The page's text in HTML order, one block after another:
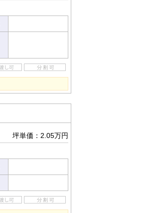
坪単価：2.05万円